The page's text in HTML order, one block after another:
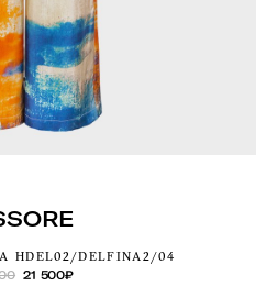
DELFINA2/04
21 500₽